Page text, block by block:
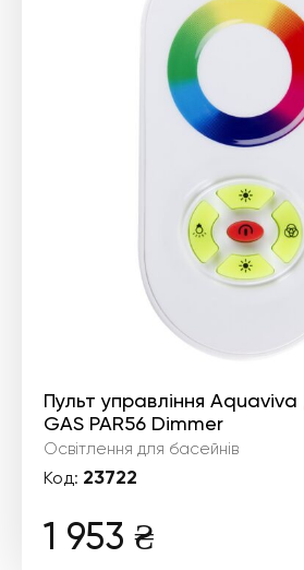
Пульт управління
GAS PAR56 Dimmer
Освітлення для басейнів
Код: 23722
1 953 ₴